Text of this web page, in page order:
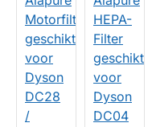
HUISMERK